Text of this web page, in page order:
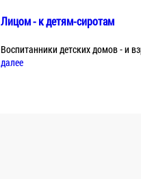
Лицом - к детям-сиротам
Воспитанники детских домов - и
далее